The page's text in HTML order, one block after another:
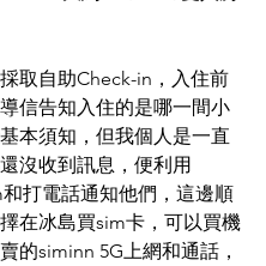
取自助Check-in，入住前
信告知入住的是哪一間小
本須知，但我個人是一直
沒收到訊息，便利用
打電話通知他們，這邊順
在冰島買sim卡，可以買機
的siminn 5G上網和通話，